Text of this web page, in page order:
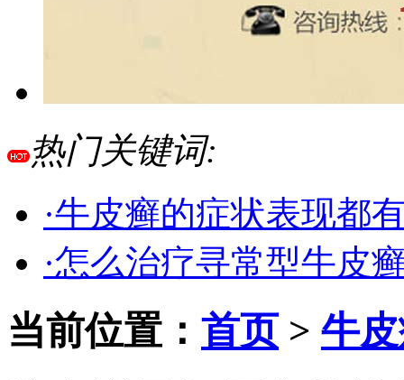
热门关键词:
·牛皮癣的症状表现都
·怎么治疗寻常型牛皮
当前位置： 首页> 牛